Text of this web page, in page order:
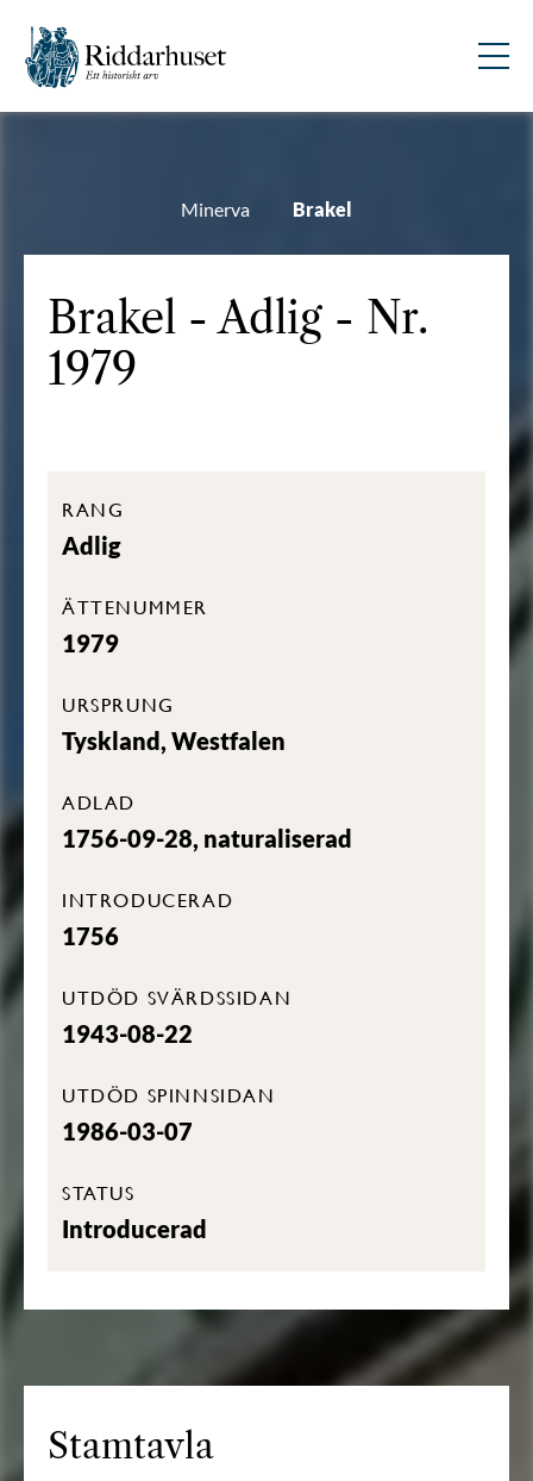
Minerva Brakel
Brakel - Adlig - Nr.
1979
RANG
Adlig
ÄTTENUMMER
1979
URSPRUNG
Tyskland, Westfalen
ADLAD
1756-09-28, naturaliserad
INTRODUCERAD
1756
UTDÖD SVÄRDSSIDAN
1943-08-22
UTDÖD SPINNSIDAN
1986-03-07
STATUS
Introducerad
Stamtavla